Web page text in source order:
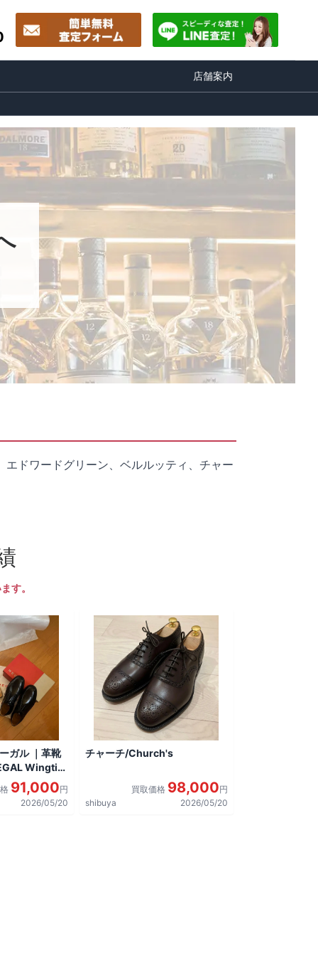
店舗案内
ドワードグリーン、ベルルッティ、チャー
す。
ガル ｜革靴
Wingtip
した。
91,000円
2026/05/20
チャーチ/Church's
買取価格 98,000円
shibuya
2026/05/20